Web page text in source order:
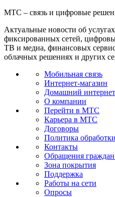
МТС – связь и цифровые
Актуальные новости об
фиксированных сетей,
ТВ и медиа, финансовых
облачных решениях и других
Мобильная связь
Интернет-магазин
Домашний интернет
О компании
Перейти в МТС
Карьера в МТС
Договоры
Политика
Контакты
Обращения
Зона покрытия
Поддержка
Работы на сети
Опросы